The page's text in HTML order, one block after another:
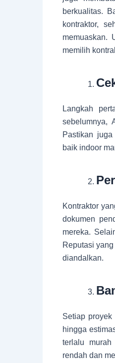
berkualitas.
kontraktor,
memuaskan.
memilih
Langkah
sebelumnya,
Pastikan
baik indoor
Kontraktor
dokumen
mereka.
Reputasi
diandalkan.
Setiap
hingga
terlalu
rendah dan